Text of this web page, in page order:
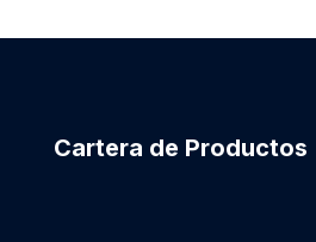
Cartera de Productos